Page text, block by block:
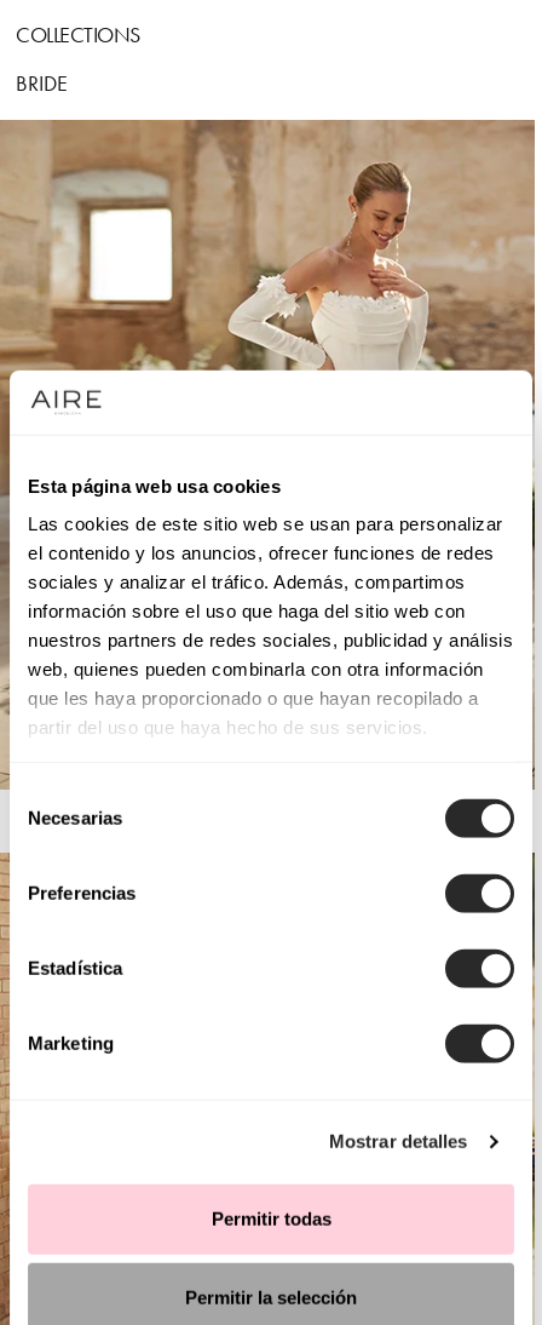
Esta página web usa cookies
Las cookies de este sitio web se usan para personalizar
el contenido y los anuncios, ofrecer funciones de redes
sociales y analizar el tráfico. Además, compartimos
información sobre el uso que haga del sitio web con
nuestros partners de redes sociales, publicidad y análisis
web, quienes pueden combinarla con otra información
que les haya proporcionado o que hayan recopilado a
partir del uso que haya hecho de sus servicios.
Selección
consentimiento
Necesarias
Preferencias
Estadística
Marketing
Mostrar detalles
Permitir todas
Permitir la selección
COLLECTIONS
BRIDE
AIRE BARCELONA